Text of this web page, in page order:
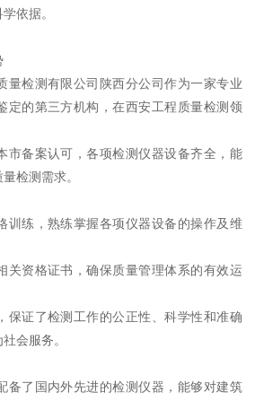
依据。
量检测有限公司陕西分公司作为一家专业
定的第三方机构，在西安工程质量检测领
市备案认可，各项检测仪器设备齐全，能
检测需求。
训练，熟练掌握各项仪器设备的操作及维
关资格证书，确保质量管理体系的有效运
保证了检测工作的公正性、科学性和准确
会服务。
备了国内外先进的检测仪器，能够对建筑